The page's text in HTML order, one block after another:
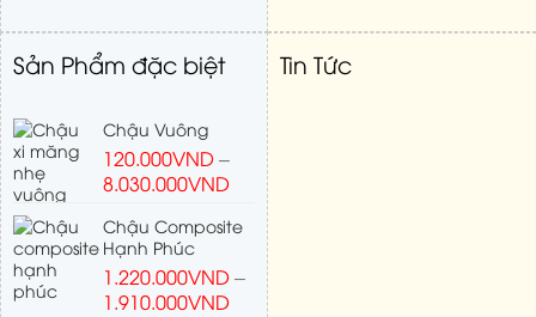
Sản Phẩm đặc biệt
Chậu Vuông
120.000VND–
8.030.000VND
Chậu Composite
Hạnh Phúc
1.220.000VND–
1.910.000VND
Tin Tức